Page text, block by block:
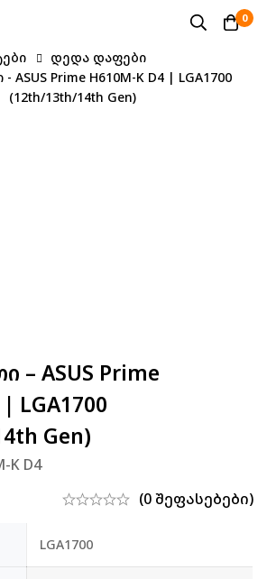
0
დედა დაფები
Prime H610M-K D4 | LGA1700
(12th/13th/14th Gen)
– ASUS Prime
LGA1700
Gen)
K D4
(0 შეფასებები)
LGA1700